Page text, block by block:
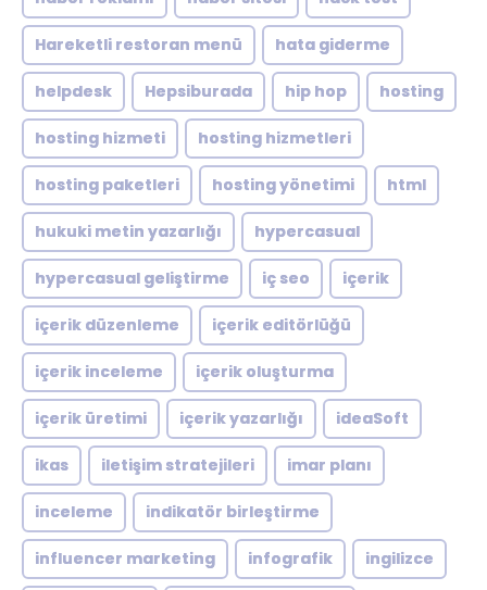
Hareketli restoran menü hata giderme
helpdesk Hepsiburada hip hop hosting
hosting hizmeti hosting hizmetleri
hosting paketleri hosting yönetimi html
hukuki metin yazarlığı hypercasual
hypercasual geliştirme iç seo içerik
içerik düzenleme içerik editörlüğü
içerik inceleme içerik oluşturma
içerik üretimi içerik yazarlığı ideaSoft
ikas iletişim stratejileri imar planı
inceleme indikatör birleştirme
influencer marketing infografik ingilizce